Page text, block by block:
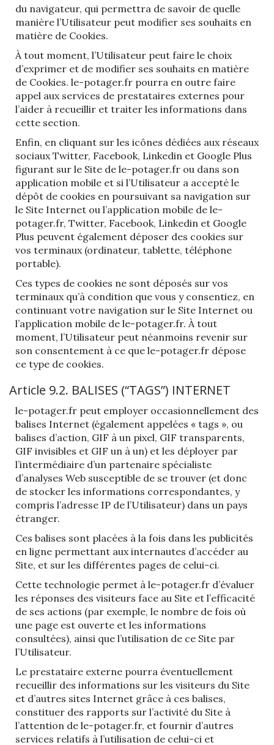
du navigateur, qui permettra de savoir de quelle
manière l’Utilisateur peut modifier ses souhaits en
matière de Cookies.
À tout moment, l’Utilisateur peut faire le choix
d’exprimer et de modifier ses souhaits en matière
de Cookies. le-potager.fr pourra en outre faire
appel aux services de prestataires externes pour
l’aider à recueillir et traiter les informations dans
cette section.
Enfin, en cliquant sur les icônes dédiées aux réseaux
sociaux Twitter, Facebook, Linkedin et Google Plus
figurant sur le Site de le-potager.fr ou dans son
application mobile et si l’Utilisateur a accepté le
dépôt de cookies en poursuivant sa navigation sur
le Site Internet ou l’application mobile de le-
potager.fr, Twitter, Facebook, Linkedin et Google
Plus peuvent également déposer des cookies sur
vos terminaux (ordinateur, tablette, téléphone
portable).
Ces types de cookies ne sont déposés sur vos
terminaux qu’à condition que vous y consentiez, en
continuant votre navigation sur le Site Internet ou
l’application mobile de le-potager.fr. À tout
moment, l’Utilisateur peut néanmoins revenir sur
son consentement à ce que le-potager.fr dépose
ce type de cookies.
Article 9.2. BALISES (“TAGS”) INTERNET
le-potager.fr peut employer occasionnellement des
balises Internet (également appelées « tags », ou
balises d’action, GIF à un pixel, GIF transparents,
GIF invisibles et GIF un à un) et les déployer par
l’intermédiaire d’un partenaire spécialiste
d’analyses Web susceptible de se trouver (et donc
de stocker les informations correspondantes, y
compris l’adresse IP de l’Utilisateur) dans un pays
étranger.
Ces balises sont placées à la fois dans les publicités
en ligne permettant aux internautes d’accéder au
Site, et sur les différentes pages de celui-ci.
Cette technologie permet à le-potager.fr d’évaluer
les réponses des visiteurs face au Site et l’efficacité
de ses actions (par exemple, le nombre de fois où
une page est ouverte et les informations
consultées), ainsi que l’utilisation de ce Site par
l’Utilisateur.
Le prestataire externe pourra éventuellement
recueillir des informations sur les visiteurs du Site
et d’autres sites Internet grâce à ces balises,
constituer des rapports sur l’activité du Site à
l’attention de le-potager.fr, et fournir d’autres
services relatifs à l’utilisation de celui-ci et